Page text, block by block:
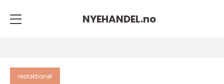
NYEHANDEL.no
redaktionel